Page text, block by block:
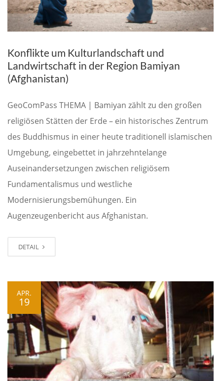
Konflikte um Kulturlandschaft und
Landwirtschaft in der Region Bamiyan
(Afghanistan)
GeoComPass THEMA | Bamiyan zählt zu den großen
religiösen Stätten der Erde – ein historisches Zentrum
des Buddhismus in einer heute traditionell islamischen
Umgebung, eingebettet in jahrzehntelange
Auseinandersetzungen zwischen religiösem
Fundamentalismus und westliche
Modernisierungsbemühungen. Ein
Augenzeugenbericht aus Afghanistan.
DETAIL
APR.
19